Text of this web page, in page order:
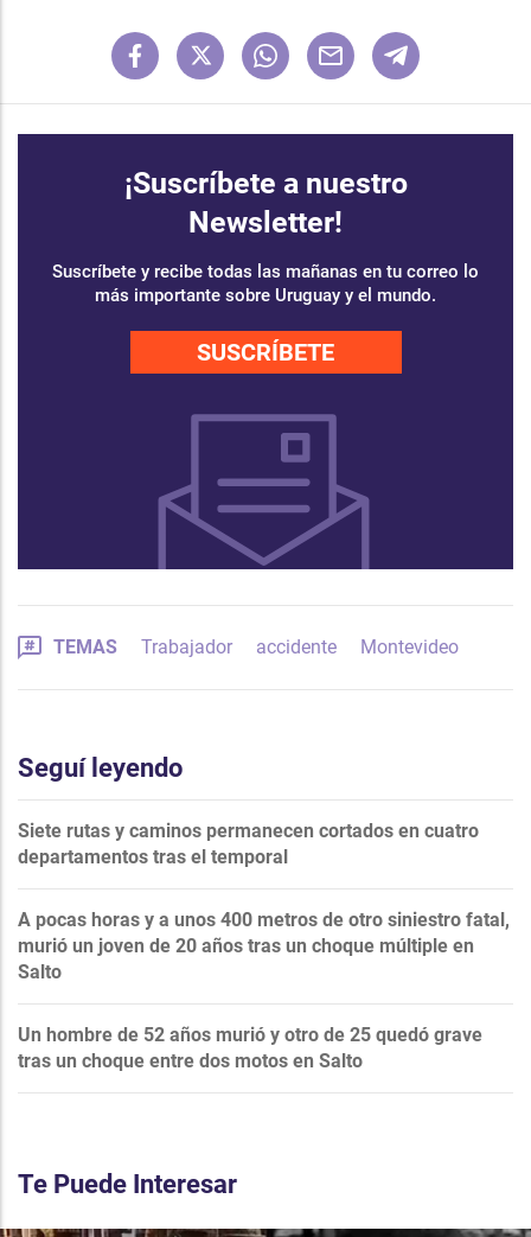
¡Suscríbete a nuestro
Newsletter!
Suscríbete y recibe todas las mañanas en tu correo lo
más importante sobre Uruguay y el mundo.
SUSCRÍBETE
TEMAS Trabajador accidente Montevideo
Seguí leyendo
Siete rutas y caminos permanecen cortados en cuatro
departamentos tras el temporal
A pocas horas y a unos 400 metros de otro siniestro fatal,
murió un joven de 20 años tras un choque múltiple en
Salto
Un hombre de 52 años murió y otro de 25 quedó grave
tras un choque entre dos motos en Salto
Te Puede Interesar